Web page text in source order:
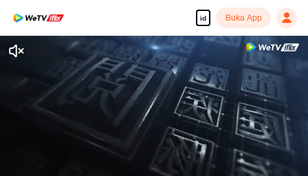
id Buka App
Tonton dengan kualitas tinggi dan lancar